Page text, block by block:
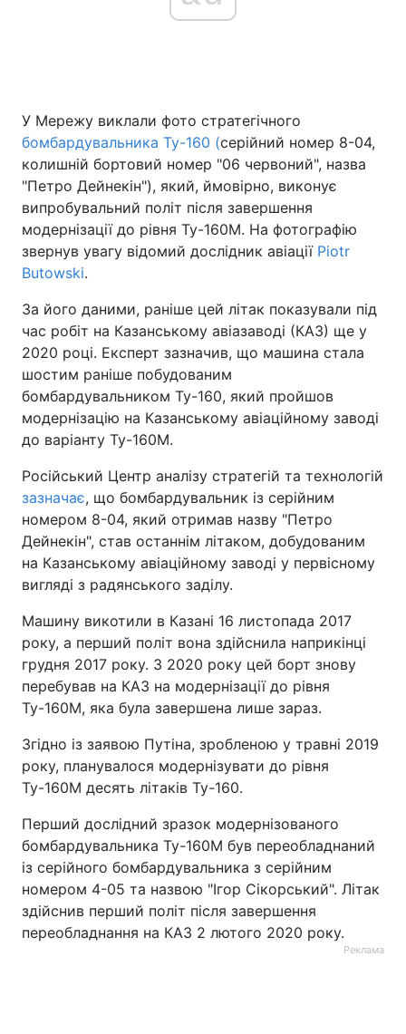
У Мережу виклали фото стратегічного
бомбардувальника Ту-160 (серійний номер 8-04,
колишній бортовий номер "06 червоний", назва
"Петро Дейнекін"), який, ймовірно, виконує
випробувальний політ після завершення
модернізації до рівня Ту-160М. На фотографію
звернув увагу відомий дослідник авіації Piotr
Butowski.
За його даними, раніше цей літак показували під
час робіт на Казанському авіазаводі (КАЗ) ще у
2020 році. Експерт зазначив, що машина стала
шостим раніше побудованим
бомбардувальником Ту-160, який пройшов
модернізацію на Казанському авіаційному заводі
до варіанту Ту-160М.
Російський Центр аналізу стратегій та технологій
зазначає, що бомбардувальник із серійним
номером 8-04, який отримав назву "Петро
Дейнекін", став останнім літаком, добудованим
на Казанському авіаційному заводі у первісному
вигляді з радянського заділу.
Машину викотили в Казані 16 листопада 2017
року, а перший політ вона здійснила наприкінці
грудня 2017 року. З 2020 року цей борт знову
перебував на КАЗ на модернізації до рівня
Ту-160М, яка була завершена лише зараз.
Згідно із заявою Путіна, зробленою у травні 2019
року, планувалося модернізувати до рівня
Ту-160М десять літаків Ту-160.
Перший дослідний зразок модернізованого
бомбардувальника Ту-160М був переобладнаний
із серійного бомбардувальника з серійним
номером 4-05 та назвою "Ігор Сікорський". Літак
здійснив перший політ після завершення
переобладнання на КАЗ 2 лютого 2020 року.
Реклама